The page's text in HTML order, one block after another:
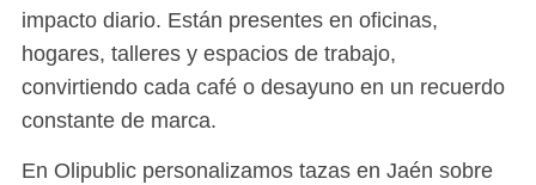
impacto diario. Están presentes en oficinas,
hogares, talleres y espacios de trabajo,
convirtiendo cada café o desayuno en un recuerdo
constante de marca.
En Olipublic personalizamos tazas en Jaén sobre